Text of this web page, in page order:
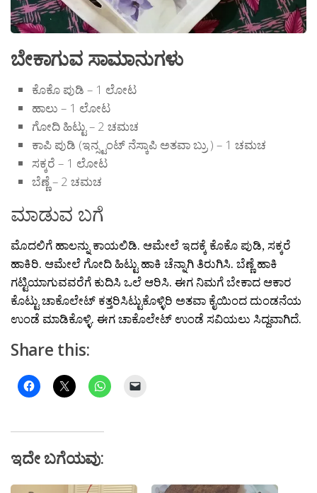
ಬೇಕಾಗುವ ಸಾಮಾನುಗಳು
ಕೊಕೊ ಪುಡಿ – 1 ಲೋಟ
ಹಾಲು – 1 ಲೋಟ
ಗೋದಿ ಹಿಟ್ಟು – 2 ಚಮಚ
ಕಾಪಿ ಪುಡಿ (ಇನ್ಸ್ಟಂಟ್ ನೆಸ್ಕಾಪಿ ಅತವಾ ಬ್ರು ) – 1 ಚಮಚ
ಸಕ್ಕರೆ – 1 ಲೋಟ
ಬೆಣ್ಣೆ – 2 ಚಮಚ
ಮಾಡುವ ಬಗೆ
ಮೊದಲಿಗೆ ಹಾಲನ್ನು ಕಾಯಲಿಡಿ. ಆಮೇಲೆ ಇದಕ್ಕೆ ಕೊಕೊ ಪುಡಿ, ಸಕ್ಕರೆ
ಹಾಕಿರಿ. ಆಮೇಲೆ ಗೋದಿ ಹಿಟ್ಟು ಹಾಕಿ ಚೆನ್ನಾಗಿ ತಿರುಗಿಸಿ. ಬೆಣ್ಣೆ ಹಾಕಿ
ಗಟ್ಟಿಯಾಗುವವರೆಗೆ ಕುದಿಸಿ ಒಲೆ ಆರಿಸಿ. ಈಗ ನಿಮಗೆ ಬೇಕಾದ ಆಕಾರ
ಕೊಟ್ಟು ಚಾಕೊಲೇಟ್ ಕತ್ತರಿಸಿಟ್ಟುಕೊಳ್ಳಿರಿ ಅತವಾ ಕೈಯಿಂದ ದುಂಡನೆಯ
ಉಂಡೆ ಮಾಡಿಕೊಳ್ಳಿ. ಈಗ ಚಾಕೊಲೇಟ್ ಉಂಡೆ ಸವಿಯಲು ಸಿದ್ದವಾಗಿದೆ.
Share this:
ಇದೇ ಬಗೆಯವು: